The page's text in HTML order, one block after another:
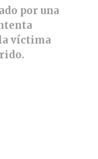
por una
víctima